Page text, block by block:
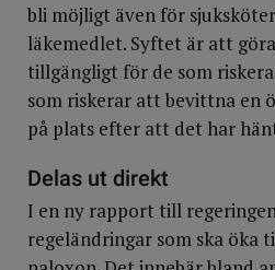
bli möjligt även för
läkemedlet. Syftet är att
tillgängligt för de som
som riskerar att bevittna en
på plats efter att det har
Delas ut direkt
I en ny rapport till
regeländringar som ska öka